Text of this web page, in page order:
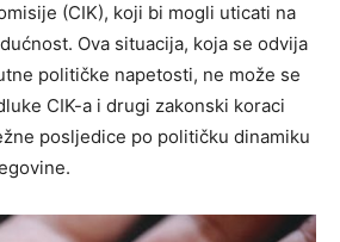
(CIK), koji bi mogli uticati na
Ova situacija, koja se odvija
političke napetosti, ne može se
CIK-a i drugi zakonski koraci
posljedice po političku dinamiku